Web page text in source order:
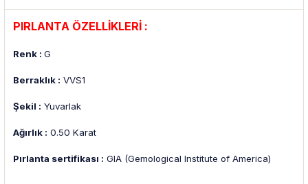
PIRLANTA ÖZELLİKLERİ :
Renk : G
Berraklık : VVS1
Şekil : Yuvarlak
Ağırlık : 0.50 Karat
Pırlanta sertifikası : GIA (Gemological Institute of America)